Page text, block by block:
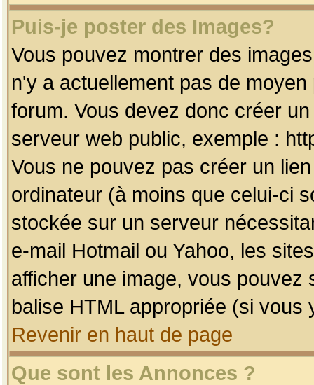
Puis-je poster des Images?
Vous pouvez montrer des
n'y a actuellement pas de
forum. Vous devez donc créer
serveur web public, exemple :
Vous ne pouvez pas créer un
ordinateur (à moins que celui-ci
stockée sur un serveur
e-mail Hotmail ou Yahoo, les
afficher une image, vous pouvez
balise HTML appropriée (si vous
Revenir en haut de page
Que sont les Annonces ?